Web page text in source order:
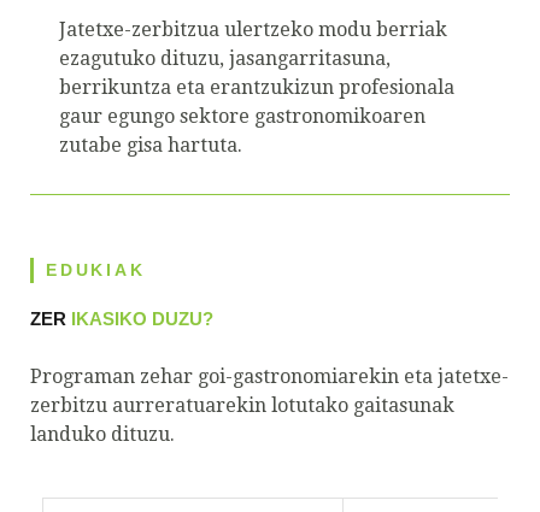
Jatetxe-zerbitzua ulertzeko modu berriak
ezagutuko dituzu, jasangarritasuna,
berrikuntza eta erantzukizun profesionala
gaur egungo sektore gastronomikoaren
zutabe gisa hartuta.
EDUKIAK
ZER IKASIKO DUZU?
Programan zehar goi-gastronomiarekin eta jatetxe-
zerbitzu aurreratuarekin lotutako gaitasunak
landuko dituzu.